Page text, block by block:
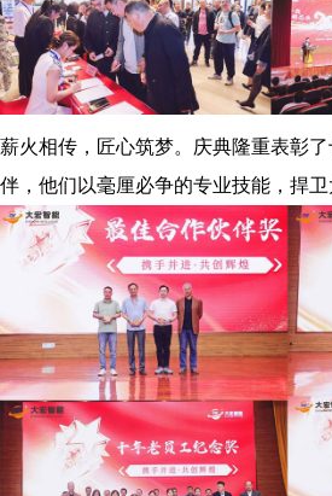
薪火相传，匠心筑梦。庆典隆重表彰
伴，他们以毫厘必争的专业技能，捍卫